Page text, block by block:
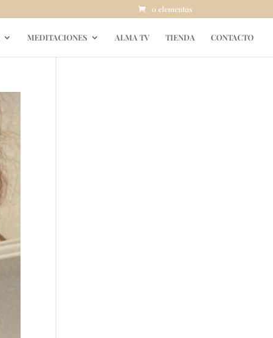
0 elementos
MEDITACIONES ALMA TV TIENDA CONTACTO